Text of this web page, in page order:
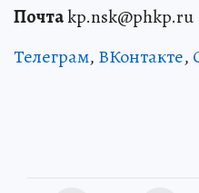
Почтаkp.nsk@phkp.ru
Телеграм, ВКонтакте,